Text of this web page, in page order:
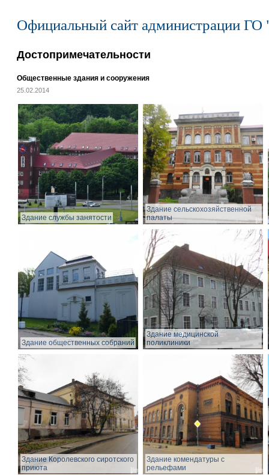
Официальный сайт администрации ГО
Достопримечательности
Общественные здания и сооружения
25.02.2014
Здание службы занятости
Здание сельскохозяйственной
палаты
Здание общественных собраний
Здание медицинской
поликлиники
Здание Королевского сиротского
приюта
Здание комендатуры с
рельефами